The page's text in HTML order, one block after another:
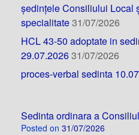
ședințele Consiliului Local
specialitate31/07/2026
HCL 43-50 adoptate in
29.07.202631/07/2026
proces-verbal sedinta
Sedinta ordinara a
Posted on 31/07/2026